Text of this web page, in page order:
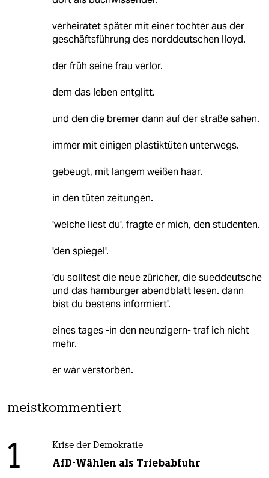
verheiratet später mit einer tochter aus der
geschäftsführung des norddeutschen lloyd.
der früh seine frau verlor.
dem das leben entglitt.
und den die bremer dann auf der straße sahen.
immer mit einigen plastiktüten unterwegs.
gebeugt, mit langem weißen haar.
in den tüten zeitungen.
'welche liest du', fragte er mich, den studenten.
'den spiegel'.
'du solltest die neue züricher, die sueddeutsche
und das hamburger abendblatt lesen. dann
bist du bestens informiert'.
eines tages -in den neunzigern- traf ich nicht
mehr.
er war verstorben.
meistkommentiert
1 Krise der Demokratie
AfD-Wählen als Triebabfuhr